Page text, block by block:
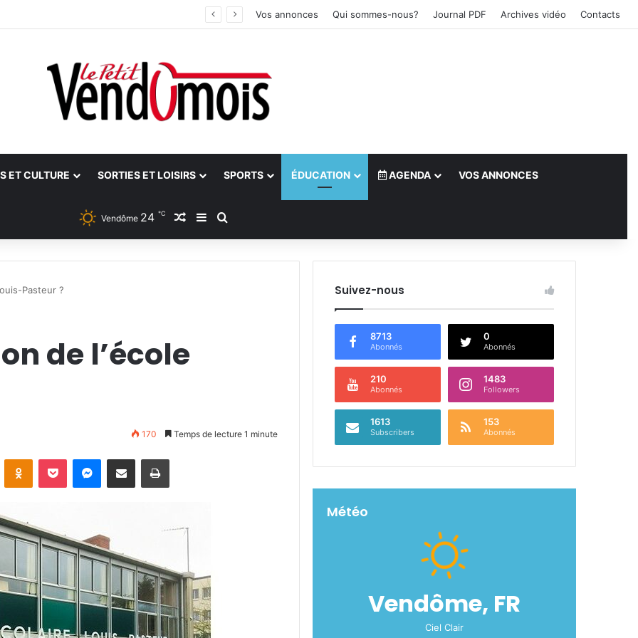
Vos annonces Qui sommes-nous? Journal PDF Archives vidéo Contacts
ET CULTURE SORTIES ET LOISIRS SPORTS ÉDUCATION AGENDA VOS ANNONCES
Vendôme 24 ℃ Article Aléatoire
Sidebar (barre latérale)
Pasteur ?
de l’école
170 Temps de lecture 1 minute
Suivez-nous
8713
Abonnés
0
Abonnés
210
Abonnés
1483
Followers
1613
Subscribers
153
Abonnés
Météo
Vendôme, FR
Ciel Clair